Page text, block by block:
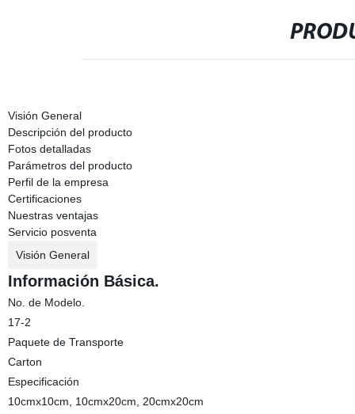
Visión General
Descripción del producto
Fotos detalladas
Parámetros del producto
Perfil de la empresa
Certificaciones
Nuestras ventajas
Servicio posventa
Visión General
Información Básica.
No. de Modelo.
17-2
Paquete de Transporte
Carton
Especificación
10cmx10cm, 10cmx20cm, 20cmx20cm